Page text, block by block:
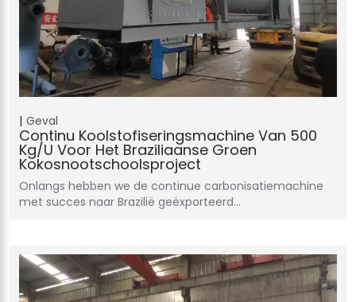
Geval
Continu Koolstofiseringsmachine Van 500
Kg/u Voor Het Braziliaanse Groen
Kokosnootschoolsproject
Onlangs hebben we de continue carbonisatiemachine
met succes naar Brazilië geëxporteerd…